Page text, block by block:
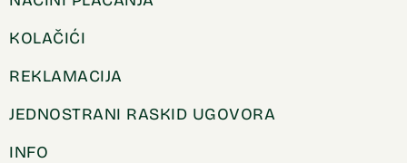
KOLAČIĆI
REKLAMACIJA
JEDNOSTRANI RASKID UGOVORA
INFO